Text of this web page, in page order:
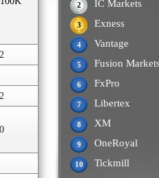
2 IC Markets
3 Exness
4 Vantage
5 Fusion
6 FxPro
7 Libertex
8 XM
9 OneRoyal
10 Tickmill